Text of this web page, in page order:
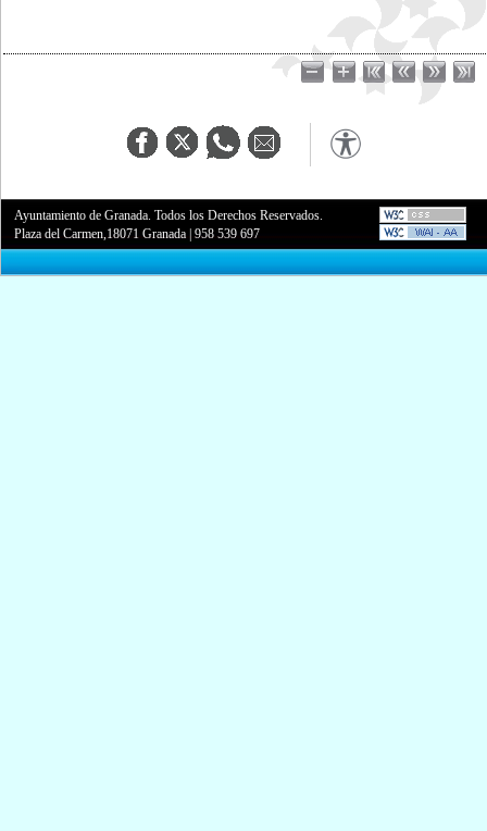
Ayuntamiento de Granada. Todos los Derechos Reservados.
Plaza del Carmen,18071 Granada |958 539 697